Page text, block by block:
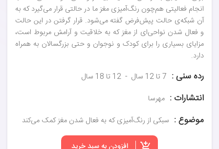
انجام فعالیتی هم‌چون رنگ‌آمیزی مغز ما در حالتی قرار می‌گیرد که به
آن شبکه‌ی حالت پیش‌فرض گفته می‌شود. قرار گرفتن در این حالت
و فعال شدن نواحی‌ای از مغز که به خلاقیت و آرامش مربوط است،
مزایای بسیاری را برای کودک و نوجوان و حتی بزرگسالان به همراه
دارد.
رده سنی : 7 تا 12 سال 12 تا 18 سال
انتشارات : مهرسا
موضوع : سبکی از رنگ‌آمیزی که به فعال شدن مغز کمک می‌کند